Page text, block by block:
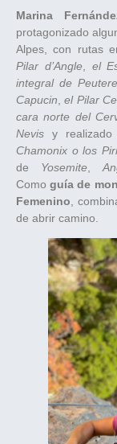
Marina
protagonizado
Alpes, con rutas
Pilar d’Angle, el
integral de
Capucin ,el Pilar
cara norte del
Nevis y
Chamonix o los
de Yosemite ,
Comoguía de
Femenino ,
de abrir camino.